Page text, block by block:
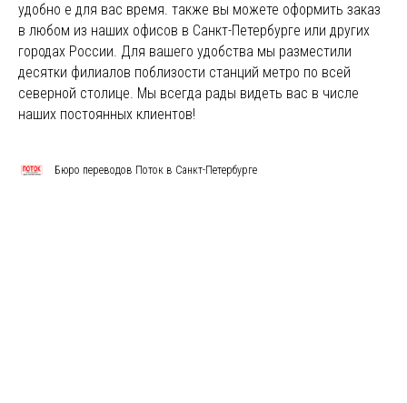
удобно е для вас время. также вы можете оформить заказ
в любом из наших офисов в Санкт-Петербурге или других
городах России. Для вашего удобства мы разместили
десятки филиалов поблизости станций метро по всей
северной столице. Мы всегда рады видеть вас в числе
наших постоянных клиентов!
Бюро переводов Поток в Санкт-Петербурге